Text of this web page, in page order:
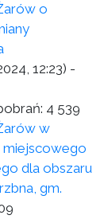
o
12:23) -
4 539
w
miejscowego
dla obszaru
gm.